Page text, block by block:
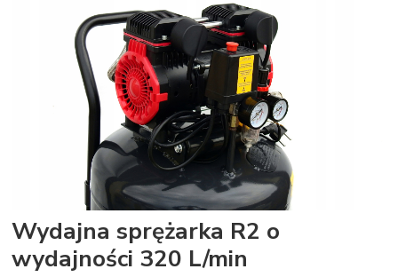
Wydajna sprężarka R2 o
wydajności 320 L/min